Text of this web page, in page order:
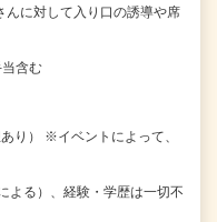
んに対して入り口の誘導や席
含む
り） ※イベントによって、
よる）、経験・学歴は一切不